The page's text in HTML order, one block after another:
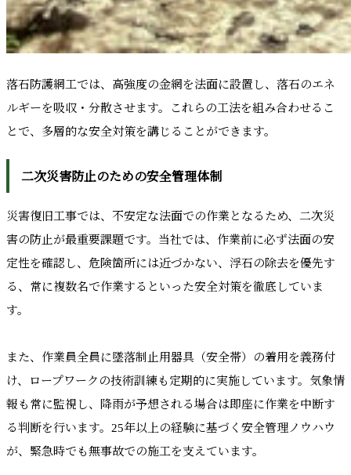
落石防護網工では、高強度の金網を法面に設置し、落石のエネ
ルギーを吸収・分散させます。これらの工法を組み合わせるこ
とで、多層的な安全対策を講じることができます。
二次災害防止のための安全管理体制
災害復旧工事では、不安定な法面での作業となるため、二次災
害の防止が最重要課題です。当社では、作業前に必ず法面の安
定性を確認し、危険箇所には近づかない、浮石の除去を優先す
る、常に複数名で作業するといった安全対策を徹底していま
す。
また、作業員全員に墜落制止用器具（安全帯）の着用を義務付
け、ロープワークの技術訓練も定期的に実施しています。気象情
報も常に監視し、降雨が予想される場合は即座に作業を中断す
る判断を行います。25年以上の経験に基づく安全管理ノウハウ
が、緊急時でも無事故での施工を支えています。